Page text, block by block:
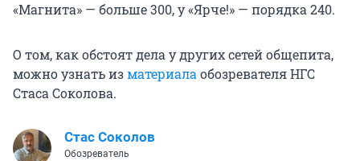
«Магнита» — больше 300, у «Ярче!» — порядка 240.
О том, как обстоят дела у других сетей общепита,
можно узнать изматериала обозревателя НГС
Стаса Соколова.
Стас Соколов
Обозреватель